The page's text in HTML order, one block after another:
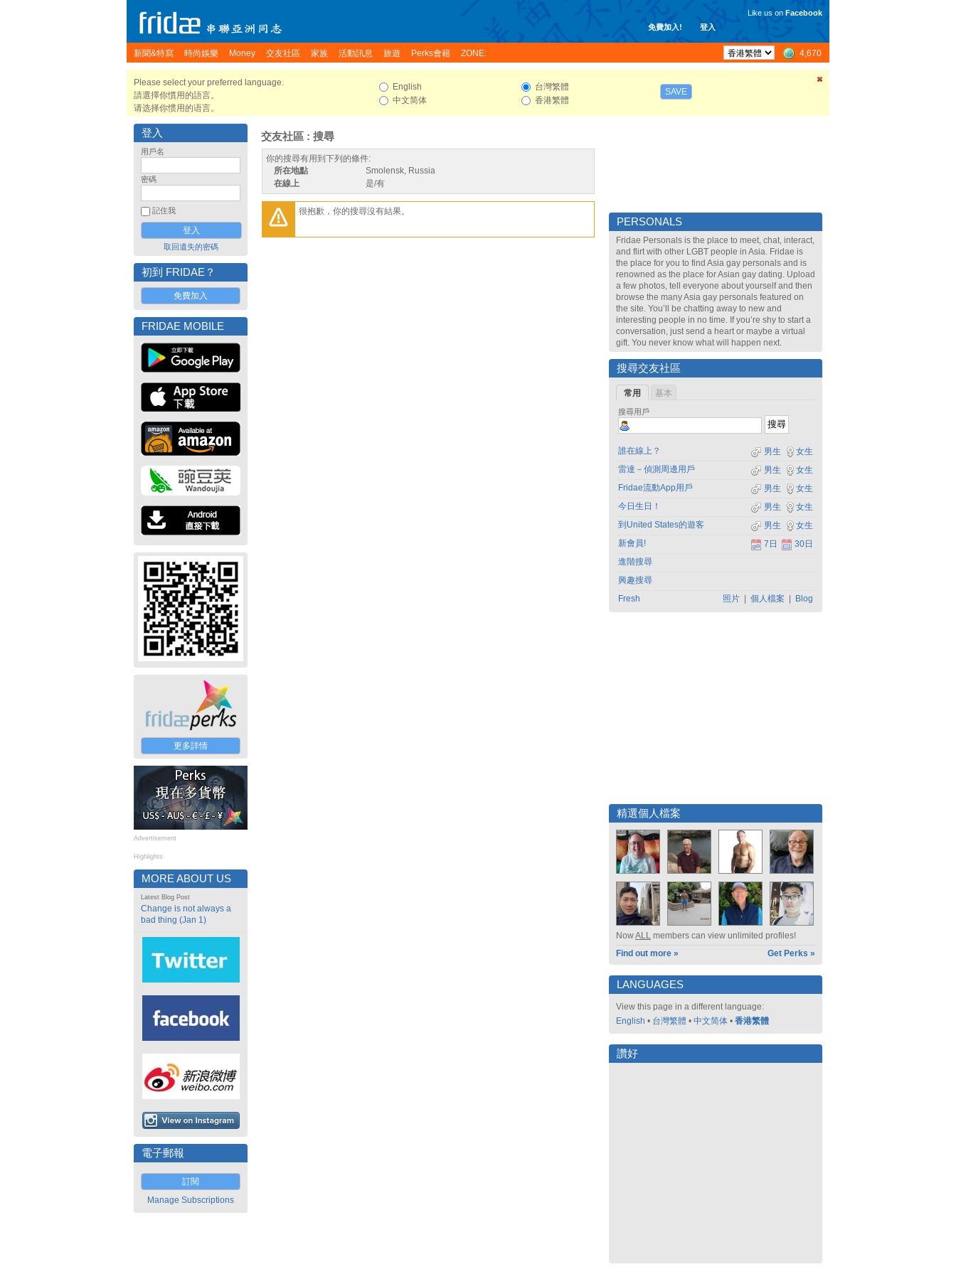
免費加入! 登入
Like us on Facebook
新聞&特寫 時尚娛樂 Money 交友社區 家族 活動訊息 旅遊 Perks會籍 ZONE: 4,670
Please select your preferred language.
請選擇你慣用的語言。
请选择你惯用的语言。
English
中文简体
台灣繁體
香港繁體
SAVE
登入
用戶名
密碼
記住我
取回遺失的密碼
初到 FRIDAE？
免費加入
FRIDAE MOBILE
更多詳情
Advertisement
Highlights
MORE ABOUT US
Latest Blog Post
Change is not always a
bad thing (Jan 1)
電子郵報
訂閱
Manage Subscriptions
交友社區 : 搜尋
你的搜尋有用到下列的條件:
所在地點
Smolensk, Russia
在線上
是/有
很抱歉，你的搜尋沒有結果。
PERSONALS
Fridae Personals is the place to meet, chat, interact,
and flirt with other LGBT people in Asia. Fridae is
the place for you to find Asia gay personals and is
renowned as the place for Asian gay dating. Upload
a few photos, tell everyone about yourself and then
browse the many Asia gay personals featured on
the site. You’ll be chatting away to new and
interesting people in no time. If you’re shy to start a
conversation, just send a heart or maybe a virtual
gift. You never know what will happen next.
搜尋交友社區
常用 基本
搜尋用戶
誰在線上？ 女生
男生
雷達－偵測周邊用戶
女生
男生
Fridae流動App用戶
女生
男生
今日生日！
女生
男生
到United States的遊客
女生
男生
新會員!
30日
7日
進階搜尋
興趣搜尋
Fresh
照片 個人檔案 Blog
精選個人檔案
NowALL members can view unlimited profiles!
Find out more »
Get Perks »
LANGUAGES
View this page in a different language:
English • 台灣繁體 • 中文简体 • 香港繁體
讚好